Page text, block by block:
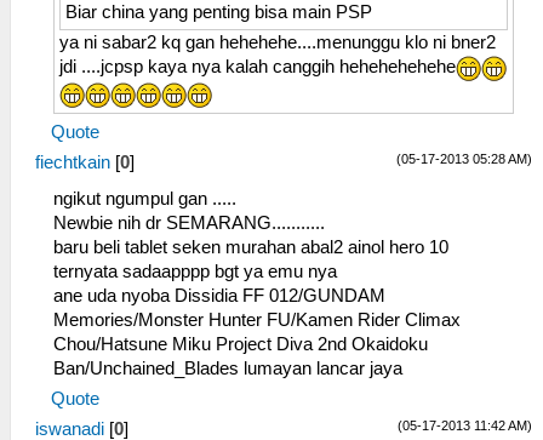
Biar china yang penting bisa main PSP
ya ni sabar2 kq gan hehehehe....menunggu klo ni bner2
jdi ....jcpsp kaya nya kalah canggih hehehehehehe
Quote
(05-17-2013 05:28 AM)
fiechtkain [0]
ngikut ngumpul gan .....
Newbie nih dr SEMARANG...........
baru beli tablet seken murahan abal2 ainol hero 10
ternyata sadaapppp bgt ya emu nya
ane uda nyoba Dissidia FF 012/GUNDAM
Memories/Monster Hunter FU/Kamen Rider Climax
Chou/Hatsune Miku Project Diva 2nd Okaidoku
Ban/Unchained_Blades lumayan lancar jaya
Quote
(05-17-2013 11:42 AM)
iswanadi [0]